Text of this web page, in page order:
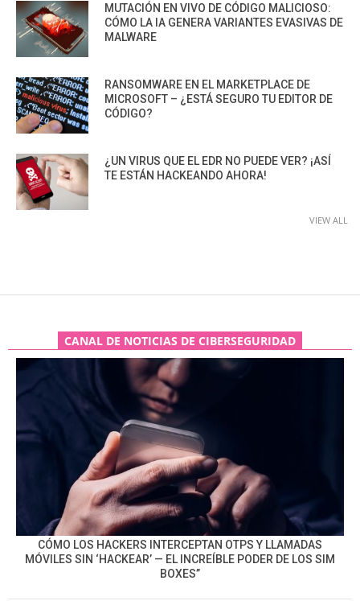
MUTACIÓN EN VIVO DE CÓDIGO MALICIOSO:
CÓMO LA IA GENERA VARIANTES EVASIVAS DE
MALWARE
RANSOMWARE EN EL MARKETPLACE DE
MICROSOFT – ¿ESTÁ SEGURO TU EDITOR DE
CÓDIGO?
¿UN VIRUS QUE EL EDR NO PUEDE VER? ¡ASÍ
TE ESTÁN HACKEANDO AHORA!
VIEW ALL
CANAL DE NOTICIAS DE CIBERSEGURIDAD
CÓMO LOS HACKERS INTERCEPTAN OTPS Y LLAMADAS
MÓVILES SIN ‘HACKEAR’ — EL INCREÍBLE PODER DE LOS SIM
BOXES”